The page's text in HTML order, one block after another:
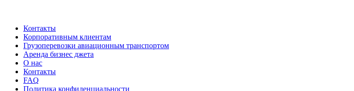
Контакты
Корпоративным клиентам
Грузоперевозки авиационным транспортом
Аренда бизнес джета
О нас
Контакты
FAQ
Политика конфиденциальности